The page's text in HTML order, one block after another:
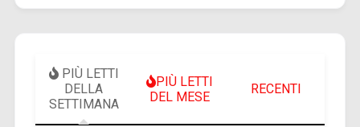
PIÙ LETTI
DELLA
SETTIMANA
PIÙ LETTI
DEL MESE
RECENTI